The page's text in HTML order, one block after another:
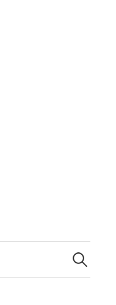
Suchen
nach: